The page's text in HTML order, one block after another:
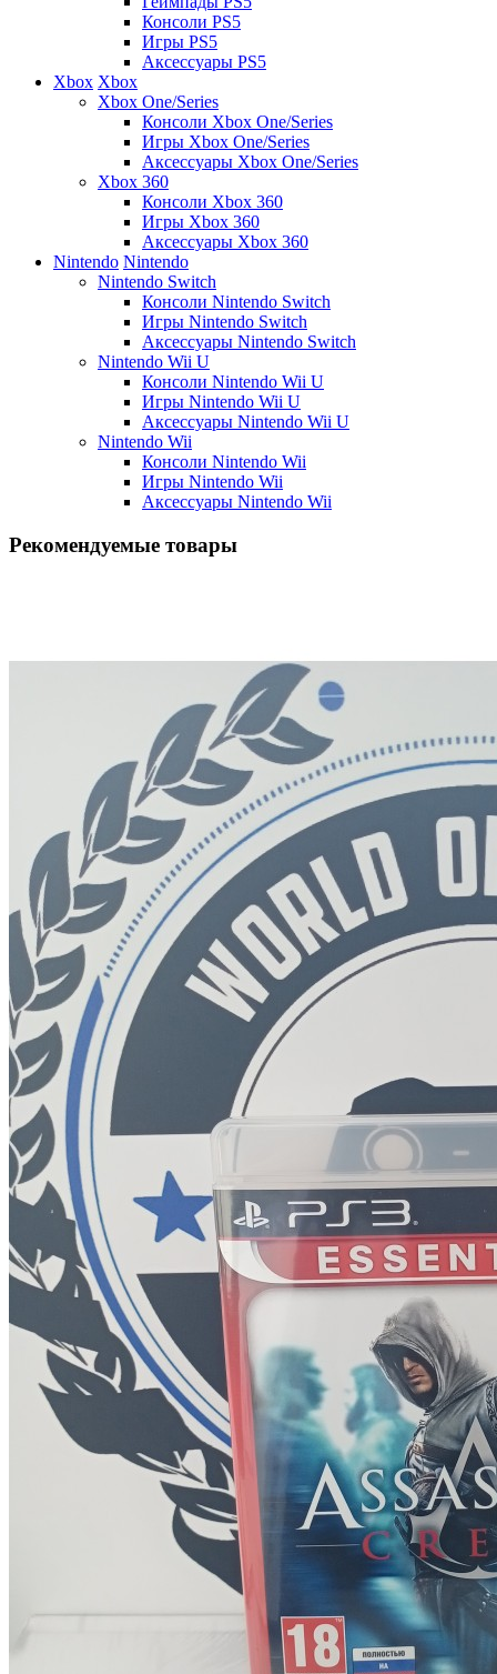
Консоли PS5
Игры PS5
Аксессуары PS5
Xbox Xbox
Xbox One/Series
Консоли Xbox One/Series
Игры Xbox One/Series
Аксессуары Xbox One/Series
Xbox 360
Консоли Xbox 360
Игры Xbox 360
Аксессуары Xbox 360
Nintendo Nintendo
Nintendo Switch
Консоли Nintendo Switch
Игры Nintendo Switch
Аксессуары Nintendo Switch
Nintendo Wii U
Консоли Nintendo Wii U
Игры Nintendo Wii U
Аксессуары Nintendo Wii U
Nintendo Wii
Консоли Nintendo Wii
Игры Nintendo Wii
Аксессуары Nintendo Wii
Рекомендуемые товары